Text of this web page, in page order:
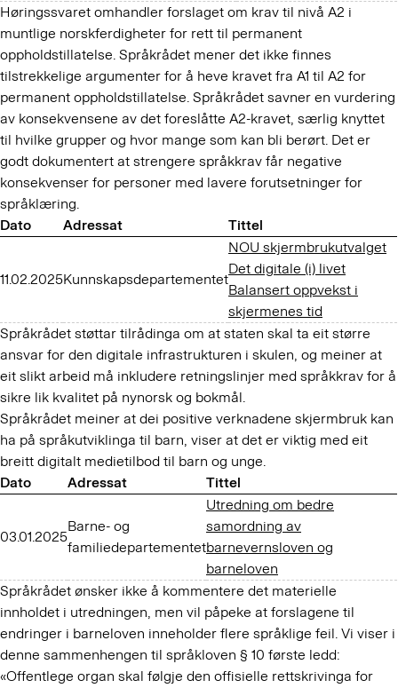
Høringssvaret omhandler forslaget om krav til nivå A2 i
muntlige norskferdigheter for rett til permanent
oppholdstillatelse. Språkrådet mener det ikke finnes
tilstrekkelige argumenter for å heve kravet fra A1 til A2 for
permanent oppholdstillatelse. Språkrådet savner en vurdering
av konsekvensene av det foreslåtte A2-kravet, særlig knyttet
til hvilke grupper og hvor mange som kan bli berørt. Det er
godt dokumentert at strengere språkkrav får negative
konsekvenser for personer med lavere forutsetninger for
språklæring.
Dato
Adressat Tittel
11.02.2025Kunnskapsdepartementet
NOU skjermbrukutvalget
Det digitale (i) livet
Balansert oppvekst i
skjermenes tid
Språkrådet støttar tilrådinga om at staten skal ta eit større
ansvar for den digitale infrastrukturen i skulen, og meiner at
eit slikt arbeid må inkludere retningslinjer med språkkrav for å
sikre lik kvalitet på nynorsk og bokmål.
Språkrådet meiner at dei positive verknadene skjermbruk kan
ha på språkutviklinga til barn, viser at det er viktig med eit
breitt digitalt medietilbod til barn og unge.
Dato
Adressat Tittel
03.01.2025
Barne- og
familiedepartementet
Utredning om bedre
samordning av
barnevernsloven og
barneloven
Språkrådet ønsker ikke å kommentere det materielle
innholdet i utredningen, men vil påpeke at forslagene til
endringer i barneloven inneholder flere språklige feil. Vi viser i
denne sammenhengen til språkloven § 10 første ledd:
«Offentlege organ skal følgje den offisielle rettskrivinga for